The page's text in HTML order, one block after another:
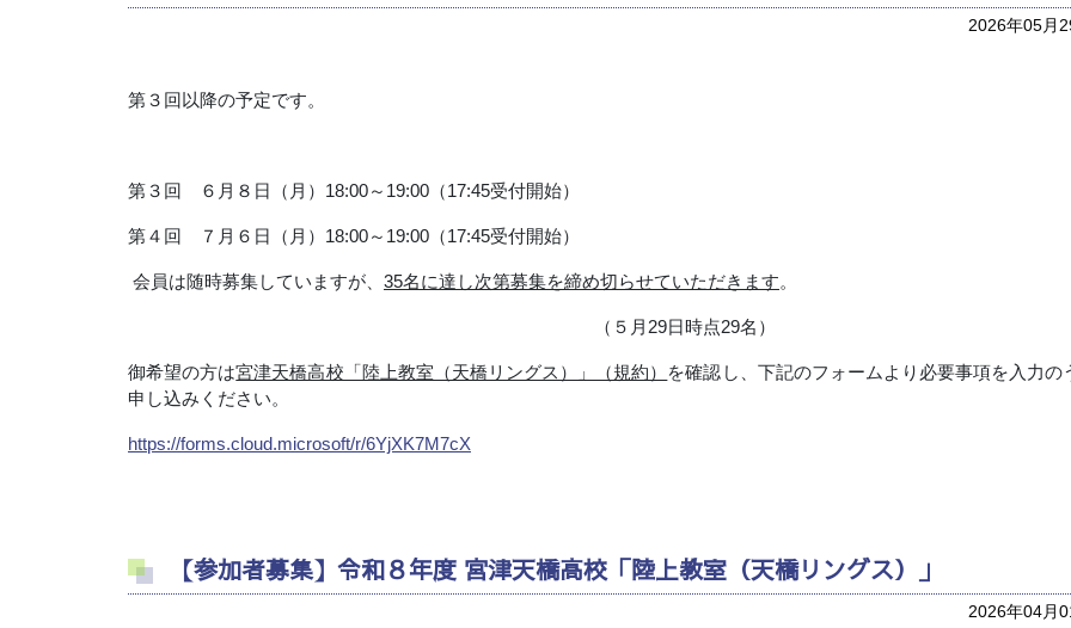
2026年05月
第３回以降の予定です。
第３回 ６月８日（月） 18:00～ 19:00 （17:45受付開始）
第４回 ７月６日（月） 18:00～ 19:00 （17:45受付開始）
会員は随時募集していますが、 35名に達し次第募集を締め切らせていただきます。
（５月 29日時点29名）
御希望の方は宮津天橋高校「陸上教室（天橋リングス）」（規約） を確認し、下記のフォームより必要事項を入力の
申し込みください。
https://forms.cloud.microsoft/r/6YjXK7M7cX
【参加者募集】令和８年度 宮津天橋高校「陸上教室（天橋リングス）」
2026年04月